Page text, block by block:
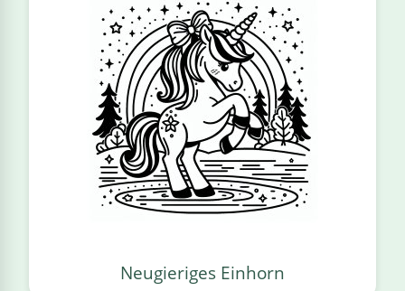
Neugieriges Einhorn